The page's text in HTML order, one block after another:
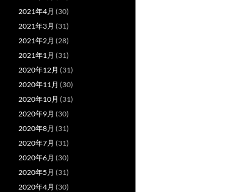
2021年4月 (30)
2021年3月 (31)
2021年2月 (28)
2021年1月 (31)
2020年12月 (31)
2020年11月 (30)
2020年10月 (31)
2020年9月 (30)
2020年8月 (31)
2020年7月 (31)
2020年6月 (30)
2020年5月 (31)
2020年4月 (30)